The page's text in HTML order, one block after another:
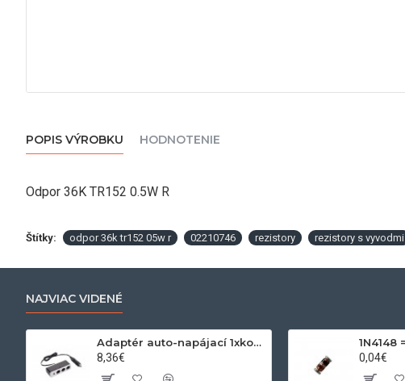
POPIS VÝROBKU HODNOTENIE
Odpor 36K TR152 0.5W R
Štítky: odpor 36k tr152 05w r 02210746 rezistory rezistory s vyvodmi
NAJVIAC VIDENÉ
Adaptér auto-napájací 1xkon./3x zdierka- 12/24V, USB 1000mA
8,36€
0,04€